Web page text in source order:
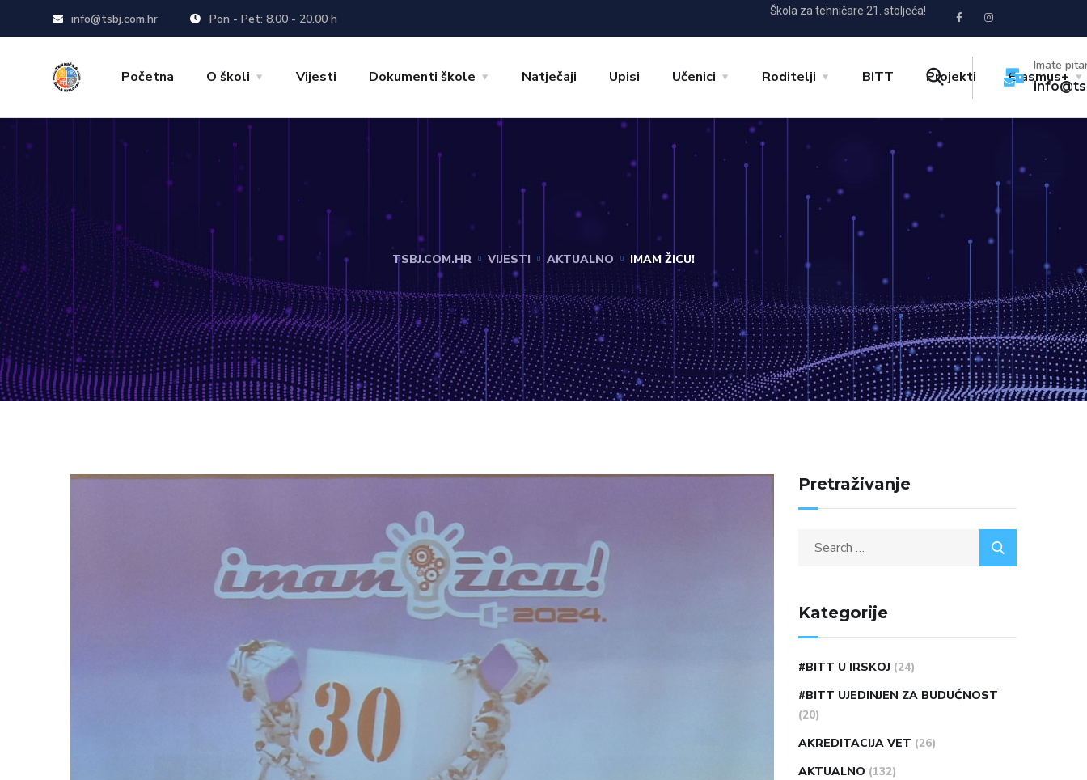
info@tsbj.com.hr Pon - Pet: 8.00 - 20.00 h
Škola za tehničare 21. stoljeća!
Početna O školi Vijesti Dokumenti škole Natječaji Upisi Učenici Roditelji BITT Projekti Erasmus+
Imate
TSBJ.COM.HR VIJESTI AKTUALNO IMAM ŽICU!
Pretraživanje
Kategorije
#BITT U IRSKOJ (24)
#BITT UJEDINJEN ZA BUDUĆNOST
(20)
AKREDITACIJA VET (26)
AKTUALNO (132)